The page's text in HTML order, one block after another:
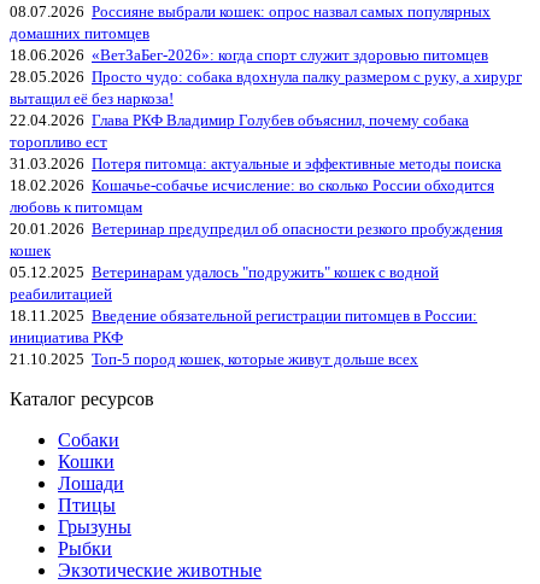
08.07.2026 Россияне выбрали кошек: опрос назвал самых популярных
домашних питомцев
18.06.2026 «ВетЗаБег‑2026»: когда спорт служит здоровью питомцев
28.05.2026 Просто чудо: собака вдохнула палку размером с руку, а хирург
вытащил её без наркоза!
22.04.2026 Глава РКФ Владимир Голубев объяснил, почему собака
торопливо ест
31.03.2026 Потеря питомца: актуальные и эффективные методы поиска
18.02.2026 Кошачье-собачье исчисление: во сколько России обходится
любовь к питомцам
20.01.2026 Ветеринар предупредил об опасности резкого пробуждения
кошек
05.12.2025 Ветеринарам удалось "подружить" кошек с водной
реабилитацией
18.11.2025 Введение обязательной регистрации питомцев в России:
инициатива РКФ
21.10.2025 Топ-5 пород кошек, которые живут дольше всех
Каталог ресурсов
Собаки
Кошки
Лошади
Птицы
Грызуны
Рыбки
Экзотические животные